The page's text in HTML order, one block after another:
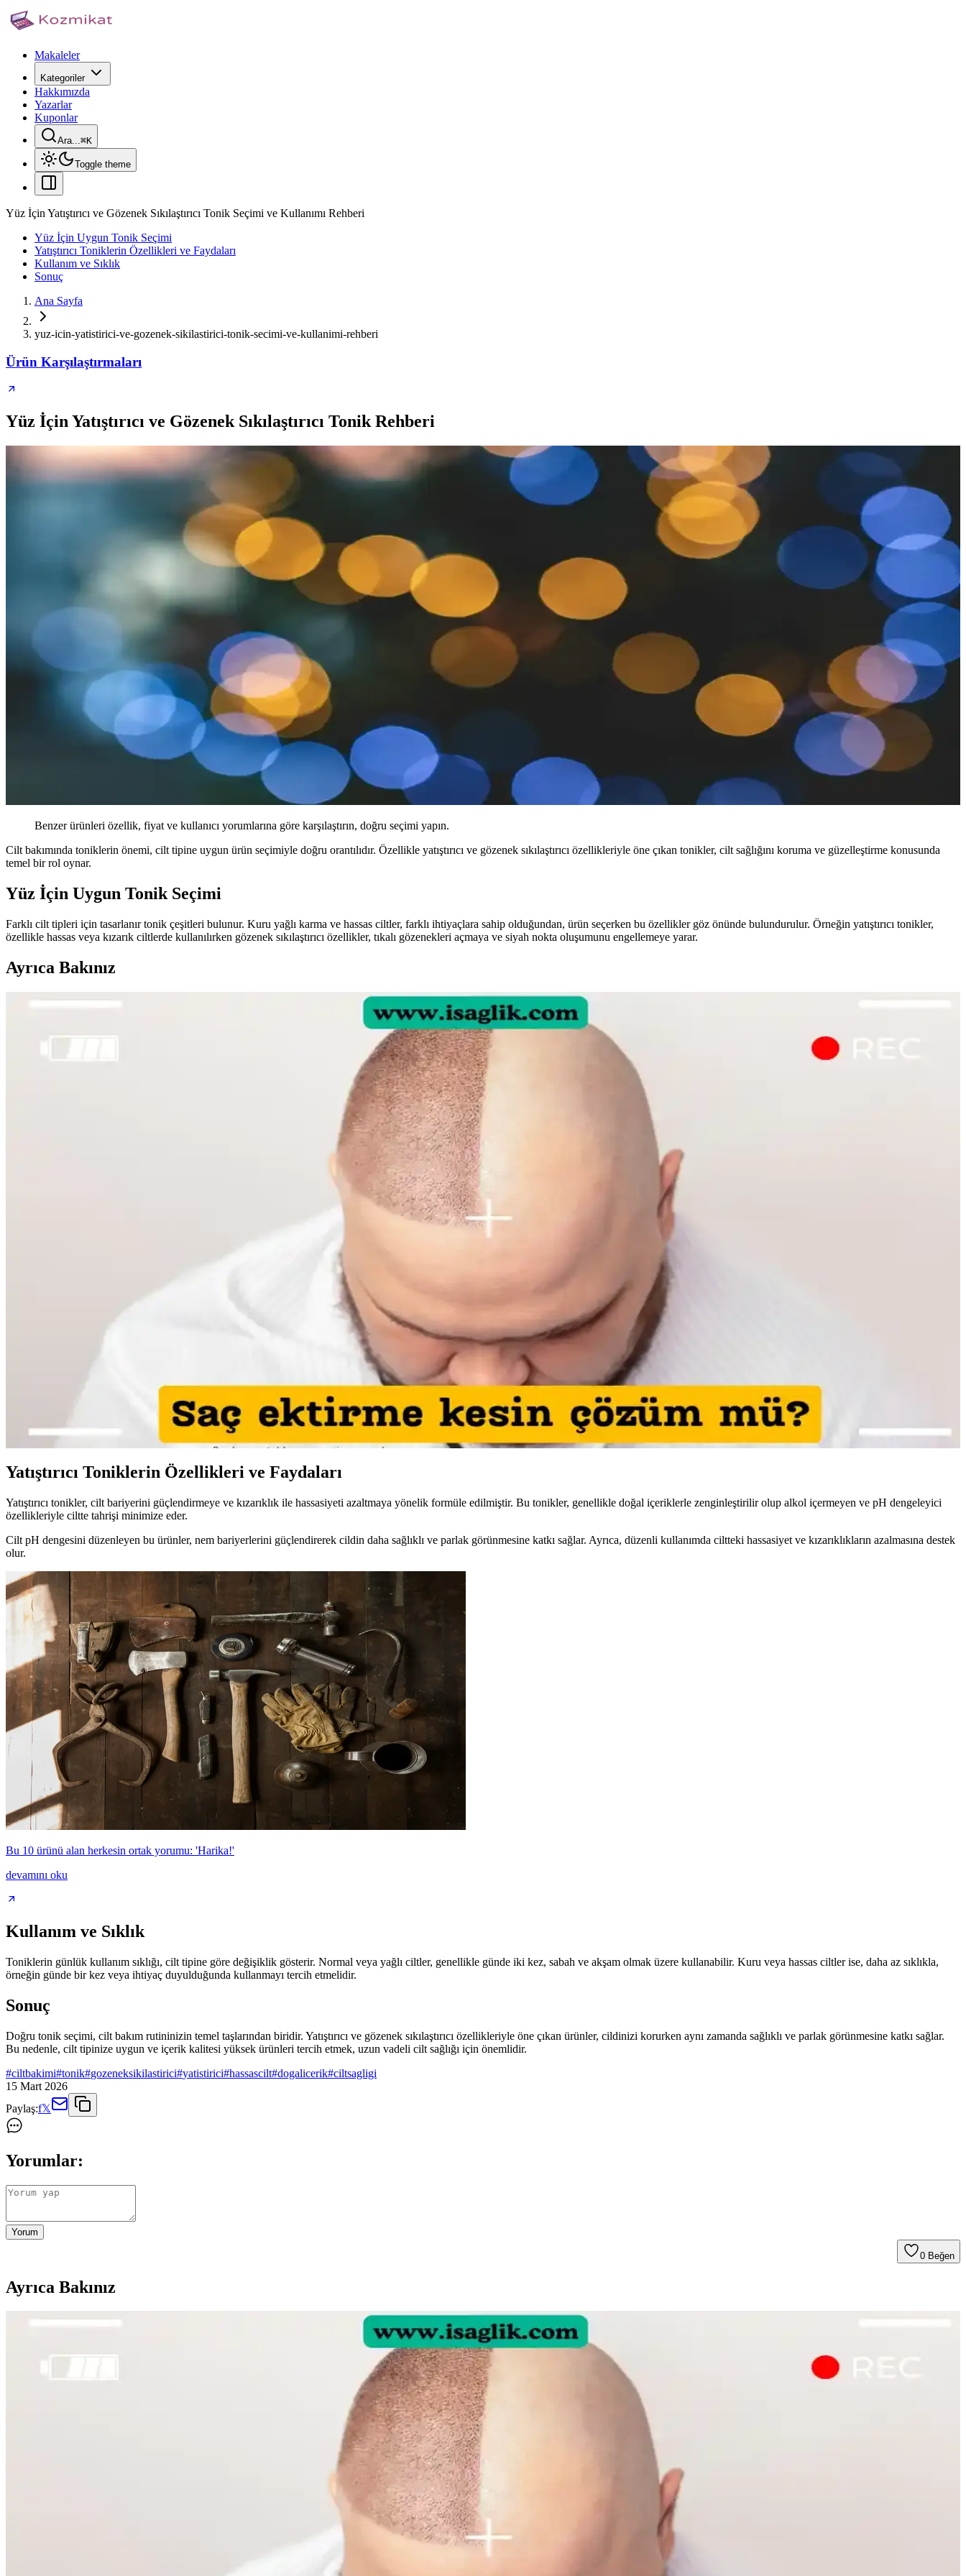
Makaleler
Kategoriler
Hakkımızda
Yazarlar
Kuponlar
Ara...⌘K
Toggle theme
Yüz İçin Yatıştırıcı ve Gözenek Sıkılaştırıcı Tonik Seçimi ve Kullanımı Rehberi
Yüz İçin Uygun Tonik Seçimi
Yatıştırıcı Toniklerin Özellikleri ve Faydaları
Kullanım ve Sıklık
Sonuç
Ana Sayfa
yuz-icin-yatistirici-ve-gozenek-sikilastirici-tonik-secimi-ve-kullanimi-rehberi
Ürün Karşılaştırmaları
Yüz İçin Yatıştırıcı ve Gözenek Sıkılaştırıcı Tonik Rehberi
Benzer ürünleri özellik, fiyat ve kullanıcı yorumlarına göre karşılaştırın, doğru seçimi yapın.
Cilt bakımında toniklerin önemi, cilt tipine uygun ürün seçimiyle doğru orantılıdır. Özellikle yatıştırıcı ve gözenek sıkılaştırıcı özellikleriyle öne çıkan tonikler, cilt sağlığını koruma ve güzelleştirme konusunda
temel bir rol oynar.
Yüz İçin Uygun Tonik Seçimi
Farklı cilt tipleri için tasarlanır tonik çeşitleri bulunur. Kuru yağlı karma ve hassas ciltler, farklı ihtiyaçlara sahip olduğundan, ürün seçerken bu özellikler göz önünde bulundurulur. Örneğin yatıştırıcı tonikler,
özellikle hassas veya kızarık ciltlerde kullanılırken gözenek sıkılaştırıcı özellikler, tıkalı gözenekleri açmaya ve siyah nokta oluşumunu engellemeye yarar.
Ayrıca Bakınız
Sülfür Sabunu ile Sırt Aknesi Tedavisi: Etkiler, Kullanım ve Öneriler
Sülfür sabunu, özellikle mantar kaynaklı sırt aknesinde etkili bir tedavi seçeneği olarak öne çıkıyor. Kullanım sıklığı ve nemlendirme önerileri ile cilt sağlığı korunmalı.
Emface Cilt Tedavisi: Yüz Hatları, Yaşlanma ve Cilt Sağlığı Üzerine Analiz
Emface tedavisi yüz hatlarını belirginleştirirken, bazı kullanıcılar ciltte hızlı yaşlanma belirtileri gözlemlemektedir. Tedavi etkileri, yaşlanma ve yaşam tarzı faktörleriyle şekillenmektedir.
Gelin Makyajında Doğallık ve Kalıcılık İçin Temel İpuçları ve Teknikler
Gelin makyajında doğal görünüm ile profesyonel fotoğraflarda belirginlik dengelenmeli. Kaş, göz, allık, highlighter ve dudak uygulamalarında doğru renk ve teknikler kullanılmalı, makyaj kalıcılığı sağlanmalıdır.
Yüzde Belirli Bölgedeki Sivilce ve Hiperpigmentasyonun Nedenleri ve Etkili Çözümleri
Yüzde belirli bir alandaki sivilce ve hiperpigmentasyonun nedenleri temas dermatiti, bakteriyel enfeksiyon ve çevresel faktörler olabilir. Doğru bakım ve dermatolojik destekle sorun yönetilebilir.
Makyaja dönüşte cilt hazırlığı, doğru ürün seçimi ve göz yapısına uygun teknikler önemlidir. Doğal ışıkta uygulanan makyaj, gerçek renk ve uyumu sağlar, günlük hayata kolaylıkla adapte olur.
İlkbahar ve Yaz Düğünleri İçin Doğal ve Şık Makyaj Teknikleri ve Ürün Önerileri
İlkbahar ve yaz düğünlerinde doğal ve uyumlu makyaj için cilt tonu uyumu, doğru ürün seçimi ve özel günlere uygun teknikler önemlidir. Nemlendirme ve kirpik bakımı görünümü tamamlar.
Kaş Bölgesindeki Sivilceyi Gizlemek ve İyileştirmek İçin Etkili Yöntemler
Kaş bölgesinde oluşan sivilcelerde buz uygulaması, antibakteriyel kremler ve hidrojel bant kullanımı ile şişlik azaltılır. Yeşil renk düzeltici ve kapatıcı ile makyajla görünüm minimize edilir, cilt sağlığı korunur.
Makyajda Kötü Günlerin Nedenleri, Çözümleri ve Psikolojik Etkileri Üzerine Analiz
Makyajda kötü günlerin teknik nedenleri, cilt koşullarının etkisi ve uygulama hataları detaylıca inceleniyor. Ayrıca, psikolojik etkiler ve sosyal algı üzerine önemli bilgiler sunuluyor.
Yatıştırıcı Toniklerin Özellikleri ve Faydaları
Yatıştırıcı tonikler, cilt bariyerini güçlendirmeye ve kızarıklık ile hassasiyeti azaltmaya yönelik formüle edilmiştir. Bu tonikler, genellikle doğal içeriklerle zenginleştirilir olup alkol içermeyen ve pH dengeleyici
özellikleriyle ciltte tahrişi minimize eder.
Cilt pH dengesini düzenleyen bu ürünler, nem bariyerlerini güçlendirerek cildin daha sağlıklı ve parlak görünmesine katkı sağlar. Ayrıca, düzenli kullanımda ciltteki hassasiyet ve kızarıklıkların azalmasına destek
olur.
Bu 10 ürünü alan herkesin ortak yorumu: 'Harika!'
devamını oku
Kullanım ve Sıklık
Toniklerin günlük kullanım sıklığı, cilt tipine göre değişiklik gösterir. Normal veya yağlı ciltler, genellikle günde iki kez, sabah ve akşam olmak üzere kullanabilir. Kuru veya hassas ciltler ise, daha az sıklıkla,
örneğin günde bir kez veya ihtiyaç duyulduğunda kullanmayı tercih etmelidir.
Sonuç
Doğru tonik seçimi, cilt bakım rutininizin temel taşlarından biridir. Yatıştırıcı ve gözenek sıkılaştırıcı özellikleriyle öne çıkan ürünler, cildinizi korurken aynı zamanda sağlıklı ve parlak görünmesine katkı sağlar.
Bu nedenle, cilt tipinize uygun ve içerik kalitesi yüksek ürünleri tercih etmek, uzun vadeli cilt sağlığı için önemlidir.
#ciltbakimi#tonik#gozeneksikilastirici#yatistirici#hassascilt#dogalicerik#ciltsagligi
15 Mart 2026
Paylaş:f𝕏
Yorumlar:
Yorum
0 Beğen
Ayrıca Bakınız
Sülfür Sabunu ile Sırt Aknesi Tedavisi: Etkiler, Kullanım ve Öneriler
Sülfür sabunu, özellikle mantar kaynaklı sırt aknesinde etkili bir tedavi seçeneği olarak öne çıkıyor. Kullanım sıklığı ve nemlendirme önerileri ile cilt sağlığı korunmalı.
Emface Cilt Tedavisi: Yüz Hatları, Yaşlanma ve Cilt Sağlığı Üzerine Analiz
Emface tedavisi yüz hatlarını belirginleştirirken, bazı kullanıcılar ciltte hızlı yaşlanma belirtileri gözlemlemektedir. Tedavi etkileri, yaşlanma ve yaşam tarzı faktörleriyle şekillenmektedir.
Gelin Makyajında Doğallık ve Kalıcılık İçin Temel İpuçları ve Teknikler
Gelin makyajında doğal görünüm ile profesyonel fotoğraflarda belirginlik dengelenmeli. Kaş, göz, allık, highlighter ve dudak uygulamalarında doğru renk ve teknikler kullanılmalı, makyaj kalıcılığı sağlanmalıdır.
Yüzde Belirli Bölgedeki Sivilce ve Hiperpigmentasyonun Nedenleri ve Etkili Çözümleri
Yüzde belirli bir alandaki sivilce ve hiperpigmentasyonun nedenleri temas dermatiti, bakteriyel enfeksiyon ve çevresel faktörler olabilir. Doğru bakım ve dermatolojik destekle sorun yönetilebilir.